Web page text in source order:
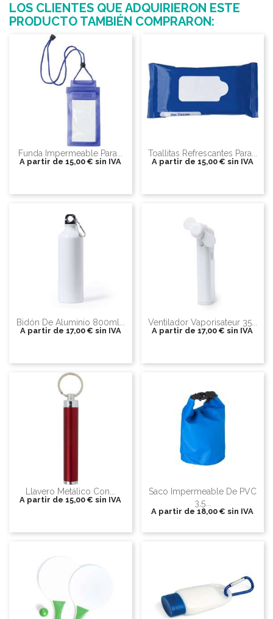
LOS CLIENTES QUE ADQUIRIERON ESTE
PRODUCTO TAMBIÉN COMPRARON:
Funda Impermeable Para...
A partir de 15,00 €sin IVA
Toallitas Refrescantes Para...
A partir de 15,00 € sin IVA
Bidón De Aluminio 800ml...
A partir de 17,00 € sin IVA
Ventilador Vaporisateur 35...
A partir de 17,00 €sin IVA
Llavero Metálico Con...
A partir de 15,00 €sin IVA
Saco Impermeable De PVC
3,5...
A partir de 18,00 €sin IVA